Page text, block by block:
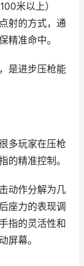
米以上）
射的方式，通
精准命中。
是进步压枪能
多玩家在压枪
的精准控制。
动作分解为几
座力的表现调
指的灵活性和
屏幕。